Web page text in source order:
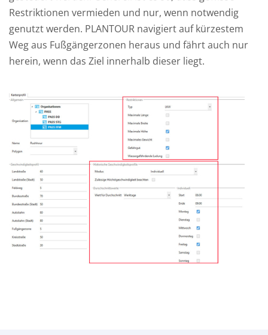
Restriktionen vermieden und nur, wenn notwendig
genutzt werden. PLANTOUR navigiert auf kürzestem
Weg aus Fußgängerzonen heraus und fährt auch nur
herein, wenn das Ziel innerhalb dieser liegt.